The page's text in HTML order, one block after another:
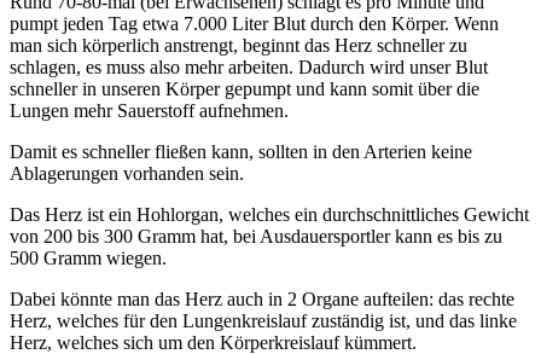
pumpt jeden Tag etwa 7.000 Liter Blut durch den Körper. Wenn
man sich körperlich anstrengt, beginnt das Herz schneller zu
schlagen, es muss also mehr arbeiten. Dadurch wird unser Blut
schneller in unseren Körper gepumpt und kann somit über die
Lungen mehr Sauerstoff aufnehmen.
Damit es schneller fließen kann, sollten in den Arterien keine
Ablagerungen vorhanden sein.
Das Herz ist ein Hohlorgan, welches ein durchschnittliches Gewicht
von 200 bis 300 Gramm hat, bei Ausdauersportler kann es bis zu
500 Gramm wiegen.
Dabei könnte man das Herz auch in 2 Organe aufteilen: das rechte
Herz, welches für den Lungenkreislauf zuständig ist, und das linke
Herz, welches sich um den Körperkreislauf kümmert.